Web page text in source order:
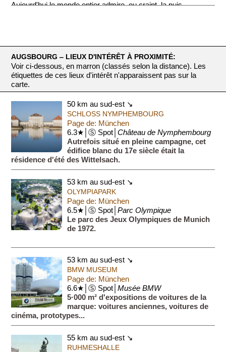
Aujourd'hui le monde entier admire, ou craint, la puis...
AUGSBOURG ‒ LIEUX D'INTÉRÊT À PROXIMITÉ:
Voir ci-dessous, en marron (classés selon la distance). Les
étiquettes de ces lieux d'intérêt n'apparaissent pas sur la
carte.
50 km au sud-est ↘
SCHLOSS NYMPHEMBOURG
Page de: München
6.3★│Ⓢ Spot│Château de Nymphembourg
Autrefois situé en pleine campagne, cet
édifice blanc du 17e siècle était la
résidence d'été des Wittelsach.
53 km au sud-est ↘
OLYMPIAPARK
Page de: München
6.5★│Ⓢ Spot│Parc Olympique
Le parc des Jeux Olympiques de Munich
de 1972.
53 km au sud-est ↘
BMW MUSEUM
Page de: München
6.6★│Ⓢ Spot│Musée BMW
5·000 m² d'expositions de voitures de la
marque: voitures anciennes, voitures de
cinéma, prototypes...
55 km au sud-est ↘
RUHMESHALLE